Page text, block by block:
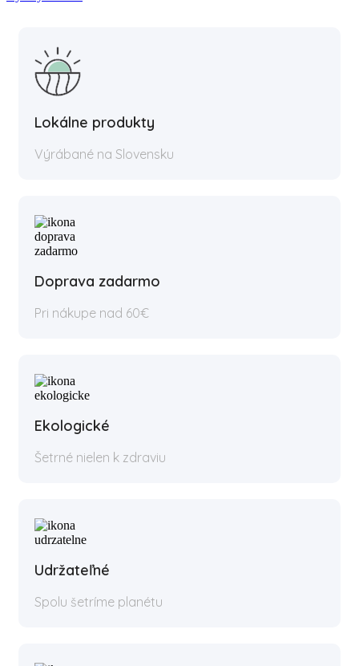
Lokálne produkty
Výrábané na Slovensku
Doprava zadarmo
Pri nákupe nad 60€
Ekologické
Šetrné nielen k zdraviu
Udržateľné
Spolu šetríme planétu